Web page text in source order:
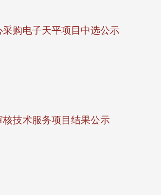
购电子天平项目中选公示
技术服务项目结果公示